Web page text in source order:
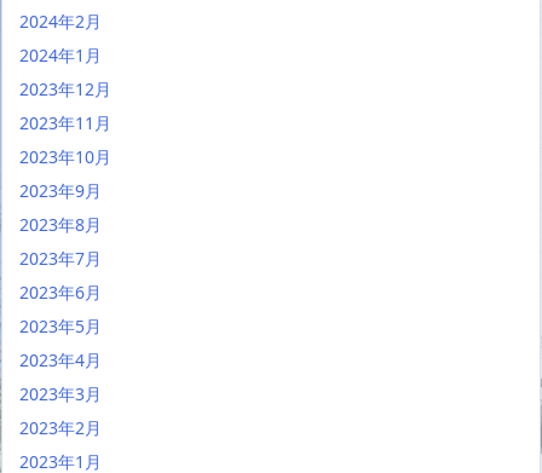
2024年2月
2024年1月
2023年12月
2023年11月
2023年10月
2023年9月
2023年8月
2023年7月
2023年6月
2023年5月
2023年4月
2023年3月
2023年2月
2023年1月